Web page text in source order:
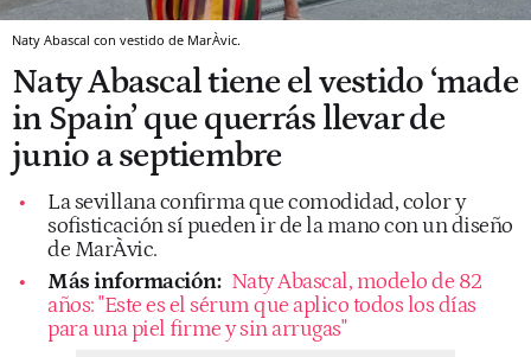
Naty Abascal con vestido de MarÀvic.
Naty Abascal tiene el vestido ‘made
in Spain’ que querrás llevar de
junio a septiembre
La sevillana confirma que comodidad, color y
sofisticación sí pueden ir de la mano con un diseño
de MarÀvic.
Más información: Naty Abascal, modelo de 82
años: "Este es el sérum que aplico todos los días
para una piel firme y sin arrugas"